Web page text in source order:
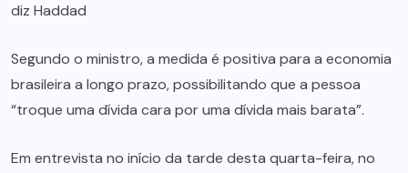
diz Haddad
Segundo o ministro, a medida é positiva para a economia
brasileira a longo prazo, possibilitando que a pessoa
“troque uma dívida cara por uma dívida mais barata”.
Em entrevista no início da tarde desta quarta-feira, no